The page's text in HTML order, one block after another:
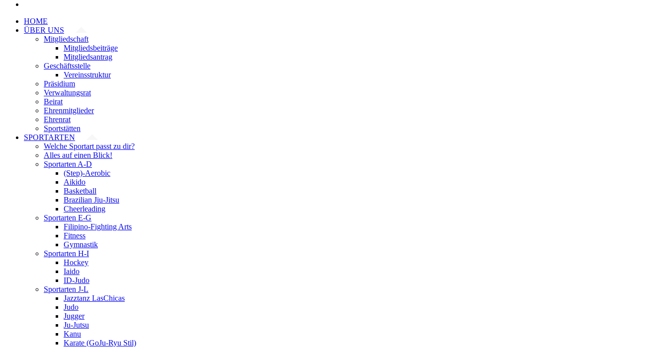
HOME
ÜBER UNS
Mitgliedschaft
Mitgliedsbeiträge
Mitgliedsantrag
Geschäftsstelle
Vereinsstruktur
Präsidium
Verwaltungsrat
Beirat
Ehrenmitglieder
Ehrenrat
Sportstätten
SPORTARTEN
Welche Sportart passt zu dir?
Alles auf einen Blick!
Sportarten A-D
(Step)-Aerobic
Aikido
Basketball
Brazilian Jiu-Jitsu
Cheerleading
Sportarten E-G
Filipino-Fighting Arts
Fitness
Gymnastik
Sportarten H-I
Hockey
Iaido
ID-Judo
Sportarten J-L
Jazztanz LasChicas
Judo
Jugger
Ju-Jutsu
Kanu
Karate (GoJu-Ryu Stil)